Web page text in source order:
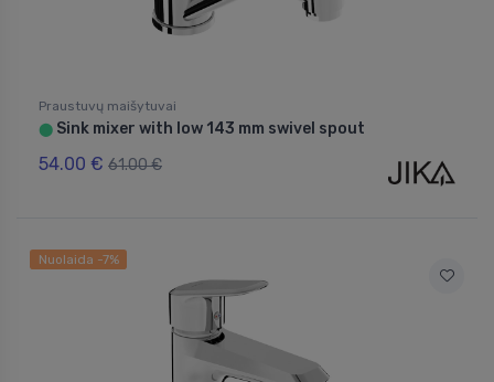
Praustuvų maišytuvai
⬤ Sink mixer with low 143 mm swivel spout
54.00 € 61.00 €
Nuolaida -7%